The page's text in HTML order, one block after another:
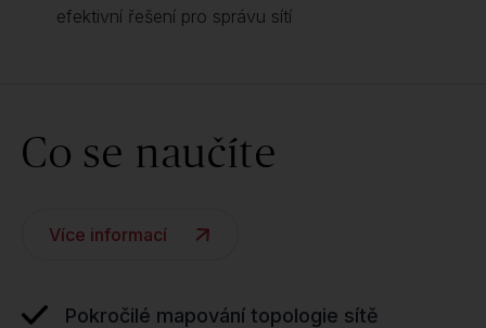
efektivní řešení pro správu sítí
Co se naučíte
Více informací
Pokročilé mapování topologie sítě